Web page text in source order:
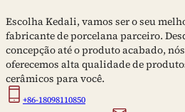
Escolha Kedali, vamos ser o seu
fabricante de porcelana parceiro.
concepção até o produto acabado, nós
oferecemos alta qualidade de
cerâmicos para você.
+86-18098110850